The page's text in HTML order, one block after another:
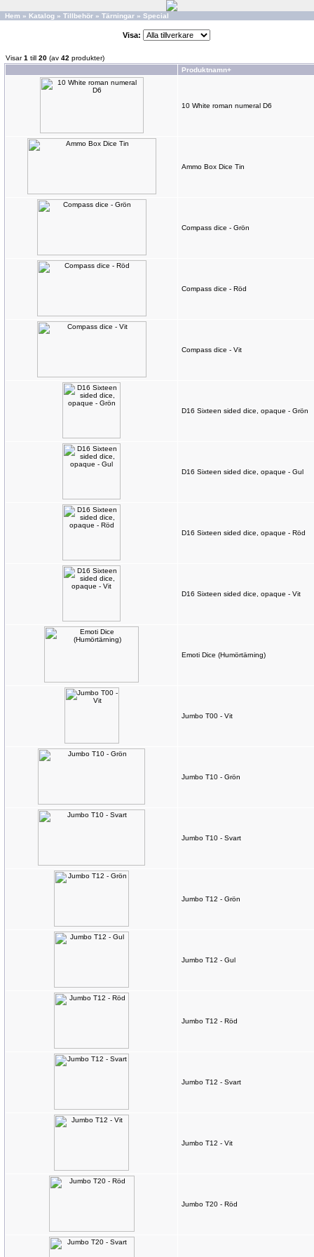
Hem » Katalog » Tillbehör » Tärningar » Special
Visa:
Visar1 till 20 (av 42 produkter)
Produktnamn+
10 White roman numeral D6
Ammo Box Dice Tin
Compass dice - Grön
Compass dice - Röd
Compass dice - Vit
D16 Sixteen sided dice, opaque - Grön
D16 Sixteen sided dice, opaque - Gul
D16 Sixteen sided dice, opaque - Röd
D16 Sixteen sided dice, opaque - Vit
Emoti Dice (Humörtärning)
Jumbo T00 - Vit
Jumbo T10 - Grön
Jumbo T10 - Svart
Jumbo T12 - Grön
Jumbo T12 - Gul
Jumbo T12 - Röd
Jumbo T12 - Svart
Jumbo T12 - Vit
Jumbo T20 - Röd